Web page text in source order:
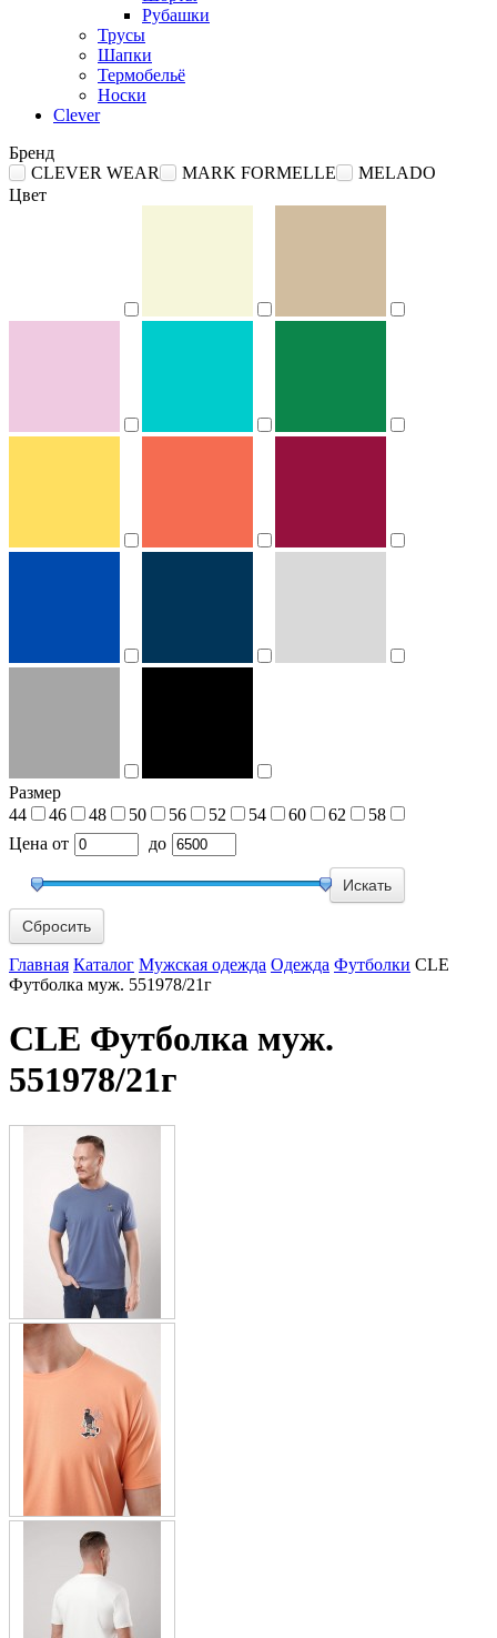
Рубашки
Трусы
Шапки
Термобельё
Носки
Clever
Бренд
CLEVER WEAR
MARK FORMELLE
MELADO
Цвет
Размер
44
46 48 50 56 52 54 60 62
58
Цена от до
Сбросить
Главная Каталог Мужская одежда Одежда Футболки CLE
Футболка муж. 551978/21г
CLE Футболка муж.
551978/21г